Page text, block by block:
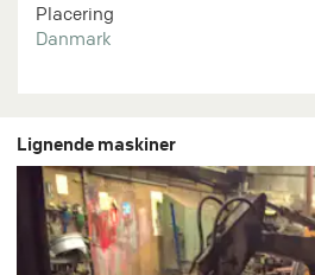
Placering
Danmark
Lignende maskiner